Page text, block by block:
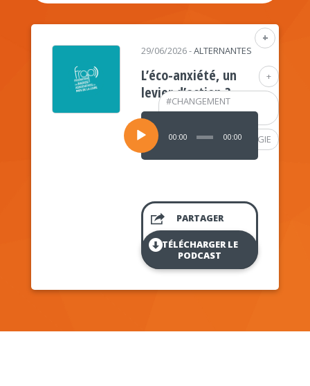
+
+
#CHANGEMENT
CLIMATIQUE
#PSYCHOLOGIE
29/06/2026-ALTERNANTES
L’éco-anxiété, un
levier d’action ?
Lecteur
audio
00:00 00:00
PARTAGER
TÉLÉCHARGER LE
PODCAST